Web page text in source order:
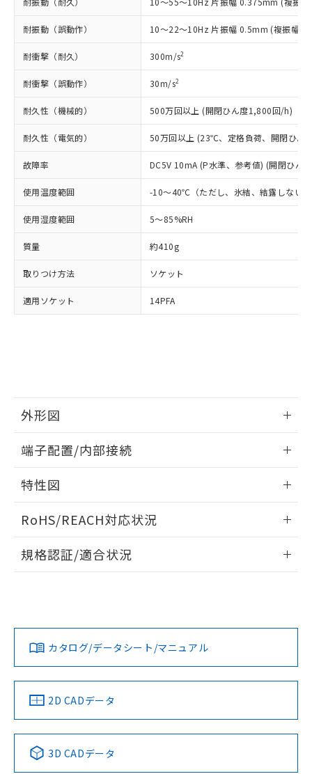
耐振動（誤動作） 10～22～10Hz 片振幅 0.5mm (複振幅
耐衝撃（耐久） 300m/s2
耐衝撃（誤動作） 30m/s2
耐久性（機械的） 500万回以上 (開閉ひん度1,800回/h)
耐久性（電気的） 50万回以上 (23℃、定格負荷、開閉ひん
故障率 DC5V 10mA (P水準、参考値) (開閉ひん
使用温度範囲 -10～40℃（ただし、氷結、結露しない
使用湿度範囲 5～85%RH
質量 約410g
取りつけ方法 ソケット
適用ソケット 14PFA
外形図
外形図
端子配置/内部接続
端子配置/内部接続
特性図
電気的寿命曲線
RoHS/REACH対応状況
EU RoHS 注意事項・凡例
対応済み
中国 RoHS 注意事項・凡例
Pb Hg Cd Cr(VI)
規格認証/適合状況
LR型式承認
（イギリス
船舶規格）
DNV型式承認
（ノルウェー
BV型式承認
（フランス
KR型式
（韓国
No No No No
この製品の規格認証/適合状況ページへ
カタログ/データシート/マニュアル
2D CADデータ
3D CADデータ
覧された時点での実際の在庫および標
準価格とは異なる場合があることをご
了承ください。
正式な納期状況および標準価格はお客
様のお取引先、またはお客様担当のオ
ムロン制御機器販売店・当社販売員に
ご相談ください。
オムロン制御機器販売店や当社販売拠
販売ネットワーク
」をご確認
ください。
在庫状況および標準価格結果を当社の
事前の承諾なく第三者に漏洩または開
マイパーツ機能（部品リスト作成サー
ビス）をご利用いただくには、I-Web
お客様が当ウェブサイト上で当社にご
登録された部品リストについて、当社
および当社の共同利用者が、当社の製
品・サービスに関するお客様との取
引・商談に必要な範囲で利用すること
ミウム(Cd) 100ppm以下、
六価クロム(Cr(Ⅵ)) 1000ppm以下、ポリ臭化ビフェニル
類(PBB) 1000ppm以下、ポリ臭化ジフェニルエーテル類
ル) (DEHP)(別名：DOP) 1000ppm以下、フタル酸ブチ
ルベンジル（BBP） 1000ppm以下、フタル酸ジブチル
（DBP） 1000ppm以下、フタル酸ジイソブチル
(DIBP) 1000ppm以下
但し、RoHS指令で産業用監視および制御機器に対する
フタル酸エステル類の４物質については閾値を超える意
図的な使用がないことを確認しています。
部品在庫の切り替え状況などにより、予定
月が前後することがあります。
※3 非含有証明書ダウンロード
下記の非含有証明書をダウンロードするこ
ものではありません。
また、RoHS指令のフタル酸エステル類４
荷製品に未対応品が混在することから備考
欄に対応日を記載しておりました。
既に当社にて対応品への在庫切替を完了
していることから、特段のことがない限
り、2022年1月12日より割愛しておりま
す。
Pb(鉛) :1000ppm、 Hg(水銀) : 1000ppm、 Cd(カドミウ
Cr(Ⅵ)(六価クロム) : 1000ppm、 PBBs(ポリ臭化ビフェ
ニル類) : 1000ppm、 PBDEs(ポリ臭化ジフェニルエーテ
ル類) : 1000ppm、
DBP(フタル酸ジブチル) : 1000ppm、 DIBP(フタル酸ジ
イソブチル) : 1000ppm、 BBP(フタル酸ブチルベンジ
ル) : 1000ppm、
※2 環境保護使用期限
「ｅ」：有害物質（10物質）のすべてが基
準値以下であることを示します。
「10」：通常の使用状況下において有害物
質が外部に漏えいし、環境に深刻な影響を
及ぼさない年数を意味します。
「－」：未確認です。当社販売部門へお問
国政府の輸出許可(または役務取引許
可)を取得するなどの必要な手続きを
とります。
当社は規制貨物を破棄する場合は、完
全に破砕するなど、違法に輸出されな
いよう必要な手段を講じます。
当社は貴社製品を、核兵器、ミサイ
ル、化学兵器、生物兵器またはその他
武器並びにこれらの製造装置等に一切
使用いたしません。
当社は、貴社製品を第三者に販売する
場合は、上記1、2および3の内容を当
該第三者に通知します。また当社は、
販売先および販売に係わる関係者が違
法に輸出するおそれがある場合は、取
り引きをいたしません。
合意する キャンセル
号
一定数以上の在庫あり
一定数には満たないが在庫あり
－
在庫なし(最新の在庫状況につ
いては、お客様のお取引先、ま
たはお客様担当のオムロン制御
機器販売店・当社販売員にご確
認ください)
空
白
受注生産機種、また在庫状況の
情報を公開していない機種